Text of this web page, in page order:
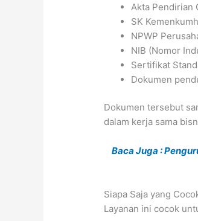
Akta Pendirian
SK
NPWP
NIB (Nomor
Sertifikat
Dokumen
Dokumen tersebut
dalam kerja sama
Baca Juga :
Siapa Saja yang
Layanan ini cocok